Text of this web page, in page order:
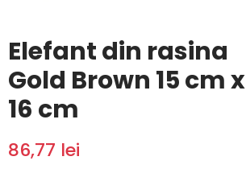
Elefant din rasina
Gold Brown 15 cm x
16 cm
86,77 lei